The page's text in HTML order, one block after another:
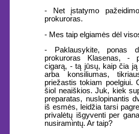
- Net įstatymo
prokuroras.
- Mes taip elgiamės dėl
- Paklausykite, ponas
prokuroras Klasenas, -
cigarą, - tą jūsų, kaip čia
arba konsiliumas,
priežastis tokiam poelgiui.
šiol neaiškios. Juk, kiek
preparatas, nuslopinantis
iš esmės, leidžia tarsi
privalėtų išgyventi per
nusiramintų. Ar taip?